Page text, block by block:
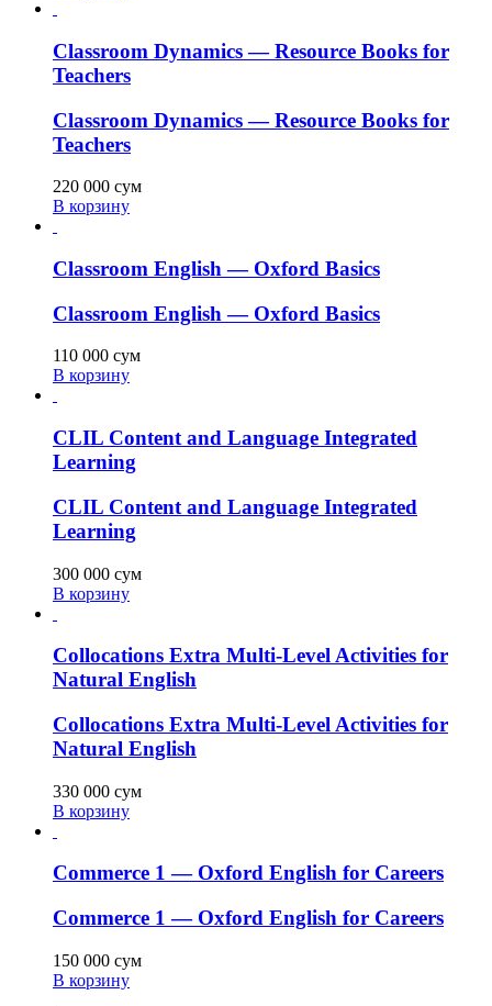
Classroom Dynamics — Resource Books for
Teachers
Classroom Dynamics — Resource Books for
Teachers
220 000 сум
В корзину
Classroom English — Oxford Basics
Classroom English — Oxford Basics
110 000 сум
В корзину
CLIL Content and Language Integrated
Learning
CLIL Content and Language Integrated
Learning
300 000 сум
В корзину
Collocations Extra Multi-Level Activities for
Natural English
Collocations Extra Multi-Level Activities for
Natural English
330 000 сум
В корзину
Commerce 1 — Oxford English for Careers
Commerce 1 — Oxford English for Careers
150 000 сум
В корзину